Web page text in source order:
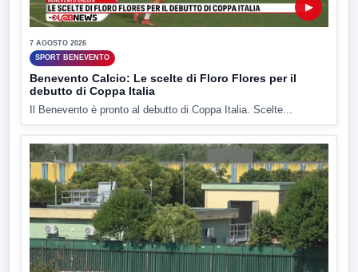
▶
7 AGOSTO 2026
SPORT BENEVENTO
Benevento Calcio: Le scelte di Floro Flores per il
debutto di Coppa Italia
Il Benevento è pronto al debutto di Coppa Italia. Scelte...